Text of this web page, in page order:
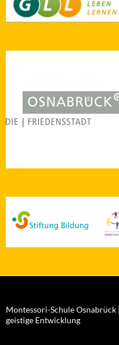
Montessori-Schule
geistige Entwicklung